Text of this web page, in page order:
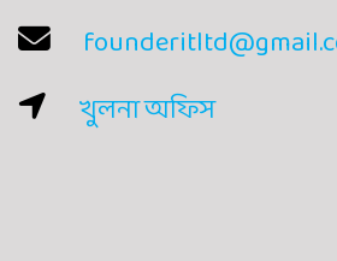
খুলনা অফিস